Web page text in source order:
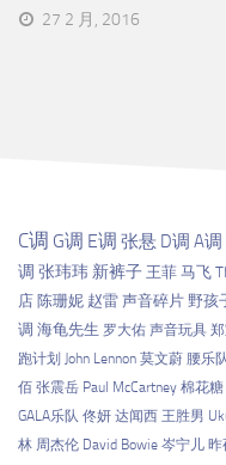
27 2 月, 2016
C调 G调 E调 张悬 D调 A调
调 张玮玮 新裤子 王菲马飞
店 陈珊妮 赵雷 声音碎片 野孩
调 海龟先生 罗大佑 声音玩具
跑计划 John Lennon 莫文蔚 腰乐队
佰 张震岳 Paul McCartney 棉花糖
GALA乐队 佟妍 达闻西 王胜男
林 周杰伦 David Bowie 岑宁儿 昨